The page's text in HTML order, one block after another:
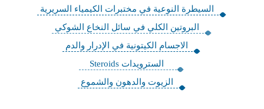
السيطرة النوعية في مختبرات الكيمياء السريرية
البروتين الكلي في سائل النخاع الشوكي
الاجسام الكيتونية في الإدرار والدم
السترويدات Steroids
الزيوت والدهون والشموع